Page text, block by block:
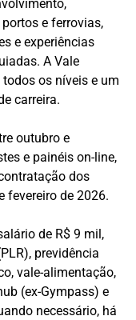
e ferrovias,
e experiências
A Vale
os níveis e um
carreira.
outubro e
e painéis on-line,
dos
fevereiro de 2026.
de R$ 9 mil,
previdência
vale-alimentação,
(ex-Gympass) e
necessário, há